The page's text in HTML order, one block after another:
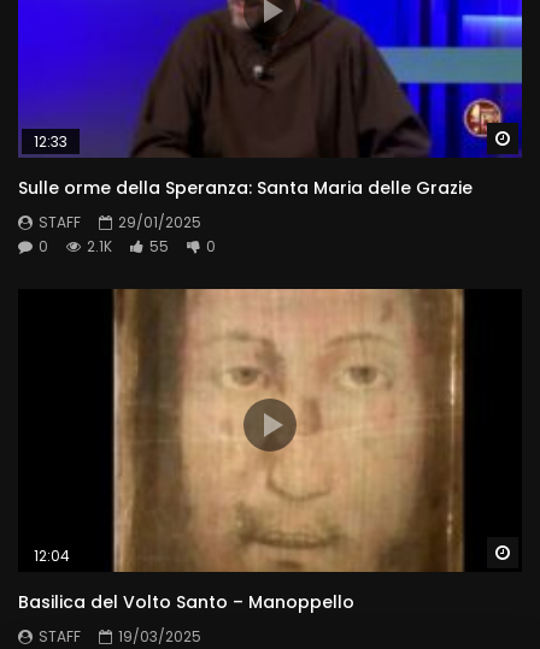
12:33
Sulle orme della Speranza: Santa Maria delle Grazie
STAFF
29/01/2025
0
2.1K 55 0
12:04
Basilica del Volto Santo – Manoppello
STAFF
19/03/2025